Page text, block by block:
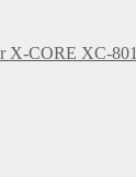
X-CORE XC-